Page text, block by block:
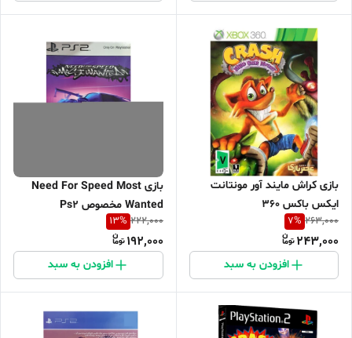
بازی کراش مایند آور مونتانت
ایکس باکس 360
263,000
7%
243,000
افزودن به سبد
بازی Need For Speed Most
Wanted مخصوص Ps2
222,000
13%
192,000
افزودن به سبد